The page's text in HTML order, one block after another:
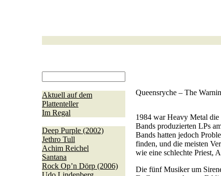
Aktuell auf dem
Plattenteller
Im Regal
Deep Purple (2002)
Jethro Tull
Achim Reichel
Santana
Rock Op’n Dörp (2006)
Queensryche – The
1984 war Heavy Metal die
Bands produzierten LPs
Bands hatten jedoch
finden, und die meisten
wie eine schlechte Priest,
Die fünf Musiker um